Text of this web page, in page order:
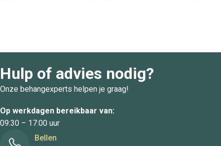
Hulp of advies nodig?
Onze behangexperts helpen je graag!
Op werkdagen bereikbaar van:
09:30 – 17:00 uur
Bellen